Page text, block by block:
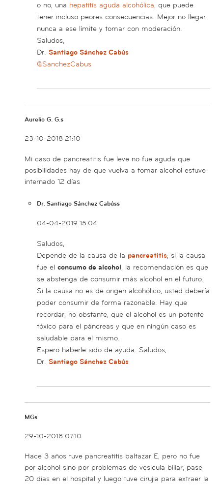
o no, una hepatitis aguda alcohólica, que puede
tener incluso peores consecuencias. Mejor no llegar
nunca a ese límite y tomar con moderación.
Saludos,
Dr. Santiago Sánchez Cabús
@SanchezCabus
Aurelio G. G.s
23-10-2018 21:10
Mi caso de pancreatitis fue leve no fue aguda que
posibilidades hay de que vuelva a tomar alcohol estuve
internado 12 días
Dr. Santiago Sánchez Cabúss
04-04-2019 15:04
Saludos,
Depende de la causa de la pancreatitis; si la causa
fue el consumo de alcohol, la recomendación es que
se abstenga de consumir más alcohol en el futuro.
Si la causa no es de origen alcohólico, usted debería
poder consumir de forma razonable. Hay que
recordar, no obstante, que el alcohol es un potente
tóxico para el páncreas y que en ningún caso es
saludable para el mismo.
Espero haberle sido de ayuda. Saludos,
Dr. Santiago Sánchez Cabús
MGs
29-10-2018 07:10
Hace 3 años tuve pancreatitis baltazar E, pero no fue
por alcohol sino por problemas de vesicula biliar, pase
20 días en el hospital y luego tuve cirujia para extraer la